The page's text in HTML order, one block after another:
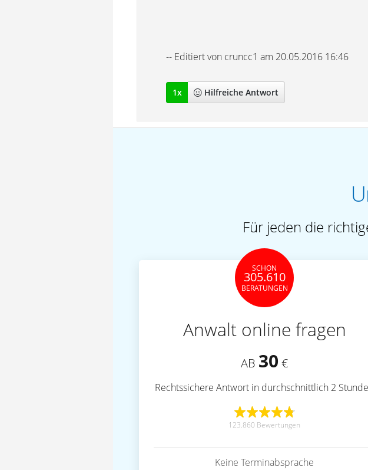
-- Editiert von cruncc1 am 20.05.2016 16:46
1x Hilfreiche Antwort
Für jeden die
SCHON
305.610
BERATUNGEN
Anwalt online fragen
AB 30 €
Rechtssichere Antwort in durchschnittlich 2
123.860 Bewertungen
Keine Terminabsprache